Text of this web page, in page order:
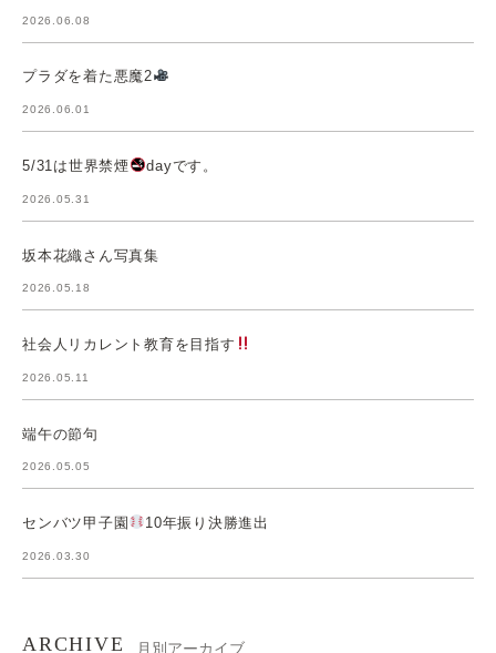
2026.06.08
プラダを着た悪魔2
2026.06.01
5/31は世界禁煙 dayです。
2026.05.31
坂本花織さん写真集
2026.05.18
社会人リカレント教育を目指す
2026.05.11
端午の節句
2026.05.05
センバツ甲子園 10年振り決勝進出
2026.03.30
ARCHIVE 月別アーカイブ